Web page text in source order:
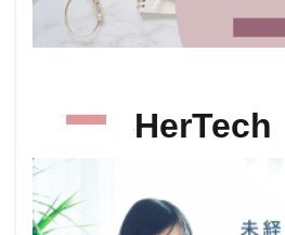
HerTech